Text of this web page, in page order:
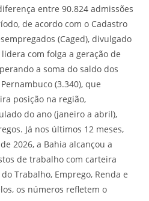
entre 90.824 admissões
de acordo com o Cadastro
(Caged), divulgado
com folga a geração de
a soma do saldo dos
(3.340), que
posição na região,
do ano (janeiro a abril),
Já nos últimos 12 meses,
2026, a Bahia alcançou a
de trabalho com carteira
Trabalho, Emprego, Renda e
os números refletem o